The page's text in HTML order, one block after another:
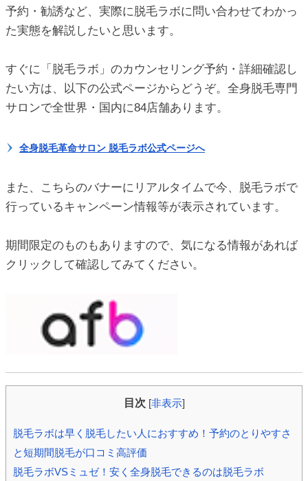
予約・勧誘など、実際に脱毛ラボに問い合わせてわかっ
た実態を解説したいと思います。
すぐに「脱毛ラボ」のカウンセリング予約・詳細確認し
たい方は、以下の公式ページからどうぞ。全身脱毛専門
サロンで全世界・国内に84店舗あります。
全身脱毛革命サロン 脱毛ラボ公式ページへ
また、こちらのバナーにリアルタイムで今、脱毛ラボで
行っているキャンペーン情報等が表示されています。
期間限定のものもありますので、気になる情報があれば
クリックして確認してみてください。
目次 [非表示]
脱毛ラボは早く脱毛したい人におすすめ！予約のとりやすさ
と短期間脱毛が口コミ高評価
脱毛ラボVSミュゼ！安く全身脱毛できるのは脱毛ラボ